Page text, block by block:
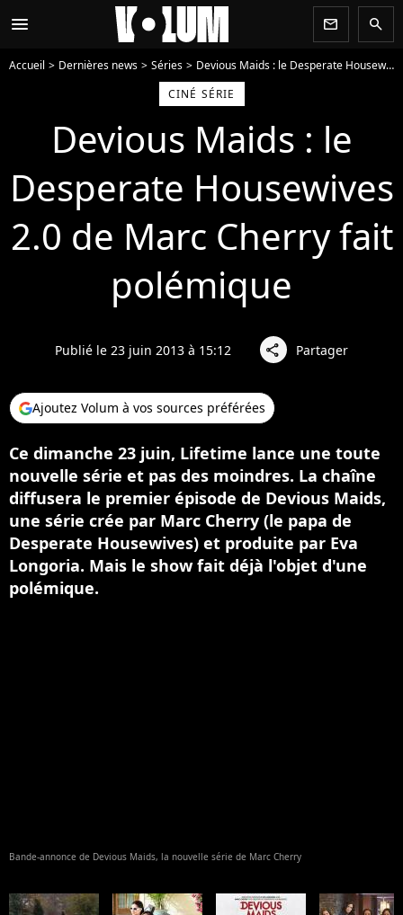
menu newsletter search
Accueil Dernières news Séries
Devious Maids : le Desperate Housewives 2.0 de Marc Cherry fait polémique
CINÉ SÉRIE
Devious Maids : le
Desperate Housewives
2.0 de Marc Cherry fait
polémique
Publié le 23 juin 2013 à 15:12 share Partager
Ajoutez Volum à vos sources préférées
Ce dimanche 23 juin, Lifetime lance une toute
nouvelle série et pas des moindres. La chaîne
diffusera le premier épisode de Devious Maids,
une série crée par Marc Cherry (le papa de
Desperate Housewives) et produite par Eva
Longoria. Mais le show fait déjà l'objet d'une
polémique.
Bande-annonce de Devious Maids, la nouvelle série de Marc Cherry